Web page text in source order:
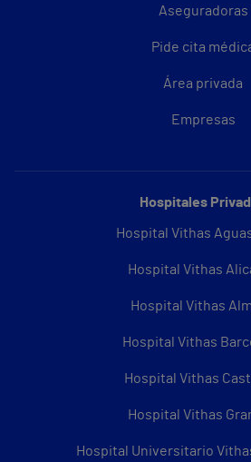
Aseguradoras
Pide cita
Área privada
Empresas
Hospitales
Hospital Vithas
Hospital Vithas
Hospital Vithas
Hospital Vithas
Hospital Vithas
Hospital Vithas
Hospital Universitario